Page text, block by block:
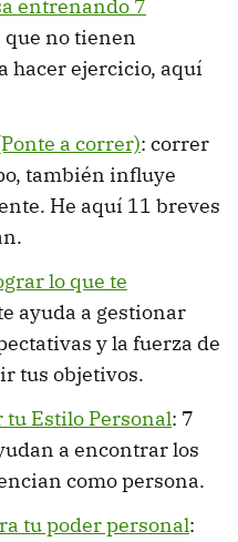
entrenando 7
que no tienen
hacer ejercicio, aquí
a correr): correr
también influye
He aquí 11 breves
lo que te
ayuda a gestionar
y la fuerza de
tus objetivos.
tu Estilo Personal: 7
a encontrar los
como persona.
tu poder personal: